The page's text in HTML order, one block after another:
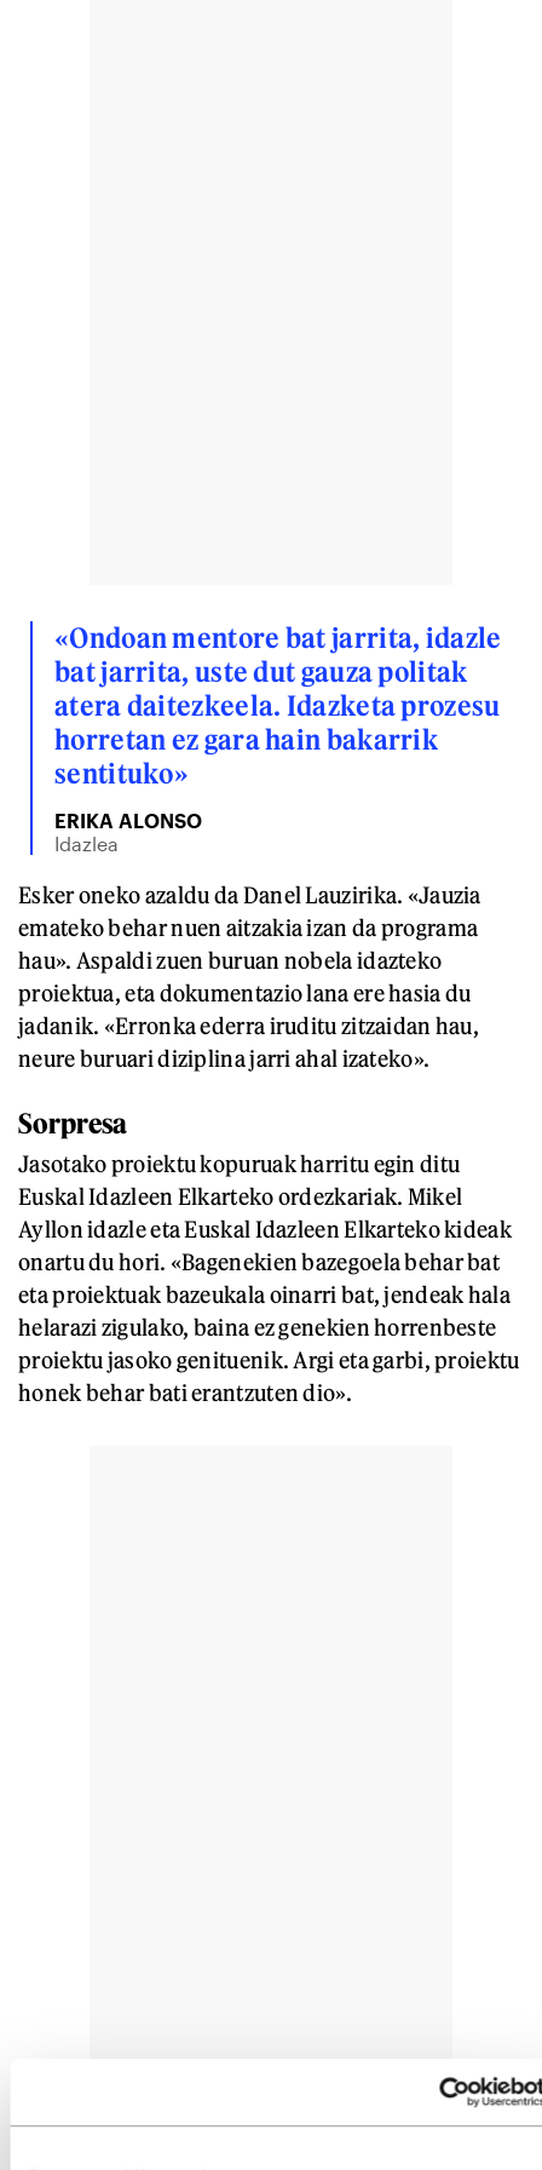
«Ondoan mentore bat jarrita, idazle
bat jarrita, uste dut gauza politak
atera daitezkeela. Idazketa prozesu
horretan ez gara hain bakarrik
sentituko»
ERIKA ALONSO
Idazlea
Esker oneko azaldu da Danel Lauzirika. «Jauzia
emateko behar nuen aitzakia izan da programa
hau». Aspaldi zuen buruan nobela idazteko
proiektua, eta dokumentazio lana ere hasia du
jadanik. «Erronka ederra iruditu zitzaidan hau,
neure buruari diziplina jarri ahal izateko».
Sorpresa
Jasotako proiektu kopuruak harritu egin ditu
Euskal Idazleen Elkarteko ordezkariak. Mikel
Ayllon idazle eta Euskal Idazleen Elkarteko kideak
onartu du hori. «Bagenekien bazegoela behar bat
eta proiektuak bazeukala oinarri bat, jendeak hala
helarazi zigulako, baina ez genekien horrenbeste
proiektu jasoko genituenik. Argi eta garbi, proiektu
honek behar bati erantzuten dio».